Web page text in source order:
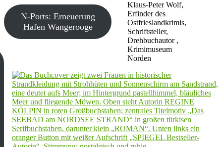
Klaus-Peter Wolf,
Erfinder des
Ostfrieslandkrimis,
Schriftsteller,
Drehbuchautor ,
Krimimuseum
Norden
N-Ports: Erneuerung
Hafen Wangerooge